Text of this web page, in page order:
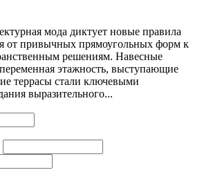
мода диктует новые правила
от привычных прямоугольных форм к
решениям. Навесные
этажность, выступающие
террасы стали ключевыми
выразительного...